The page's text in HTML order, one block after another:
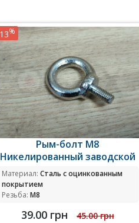
Рым-болт М8
Никелированный заводской
Материал: Сталь с оцинкованным
покрытием
Резьба: M8
39.00 грн 45.00 грн
%